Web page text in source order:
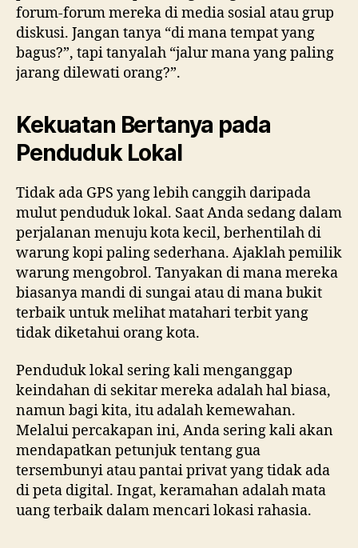
forum-forum mereka di media sosial atau grup
diskusi. Jangan tanya “di mana tempat yang
bagus?”, tapi tanyalah “jalur mana yang paling
jarang dilewati orang?”.
Kekuatan Bertanya pada
Penduduk Lokal
Tidak ada GPS yang lebih canggih daripada
mulut penduduk lokal. Saat Anda sedang dalam
perjalanan menuju kota kecil, berhentilah di
warung kopi paling sederhana. Ajaklah pemilik
warung mengobrol. Tanyakan di mana mereka
biasanya mandi di sungai atau di mana bukit
terbaik untuk melihat matahari terbit yang
tidak diketahui orang kota.
Penduduk lokal sering kali menganggap
keindahan di sekitar mereka adalah hal biasa,
namun bagi kita, itu adalah kemewahan.
Melalui percakapan ini, Anda sering kali akan
mendapatkan petunjuk tentang gua
tersembunyi atau pantai privat yang tidak ada
di peta digital. Ingat, keramahan adalah mata
uang terbaik dalam mencari lokasi rahasia.